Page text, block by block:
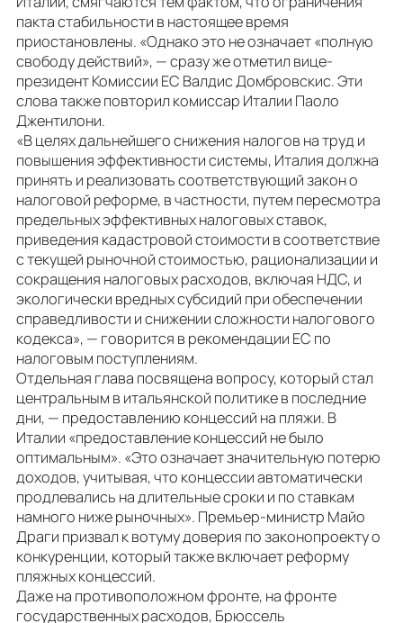
пакта стабильности в настоящее время
приостановлены. «Однако это не означает «полную
свободу действий», — сразу же отметил вице-
президент Комиссии ЕС Валдис Домбровскис. Эти
слова также повторил комиссар Италии Паоло
Джентилони.
«В целях дальнейшего снижения налогов на труд и
повышения эффективности системы, Италия должна
принять и реализовать соответствующий закон о
налоговой реформе, в частности, путем пересмотра
предельных эффективных налоговых ставок,
приведения кадастровой стоимости в соответствие
с текущей рыночной стоимостью, рационализации и
сокращения налоговых расходов, включая НДС, и
экологически вредных субсидий при обеспечении
справедливости и снижении сложности налогового
кодекса», — говорится в рекомендации ЕС по
налоговым поступлениям.
Отдельная глава посвящена вопросу, который стал
центральным в итальянской политике в последние
дни, — предоставлению концессий на пляжи. В
Италии «предоставление концессий не было
оптимальным». «Это означает значительную потерю
доходов, учитывая, что концессии автоматически
продлевались на длительные сроки и по ставкам
намного ниже рыночных». Премьер-министр Майо
Драги призвал к вотуму доверия по законопроекту о
конкуренции, который также включает реформу
пляжных концессий.
Даже на противоположном фронте, на фронте
государственных расходов, Брюссель